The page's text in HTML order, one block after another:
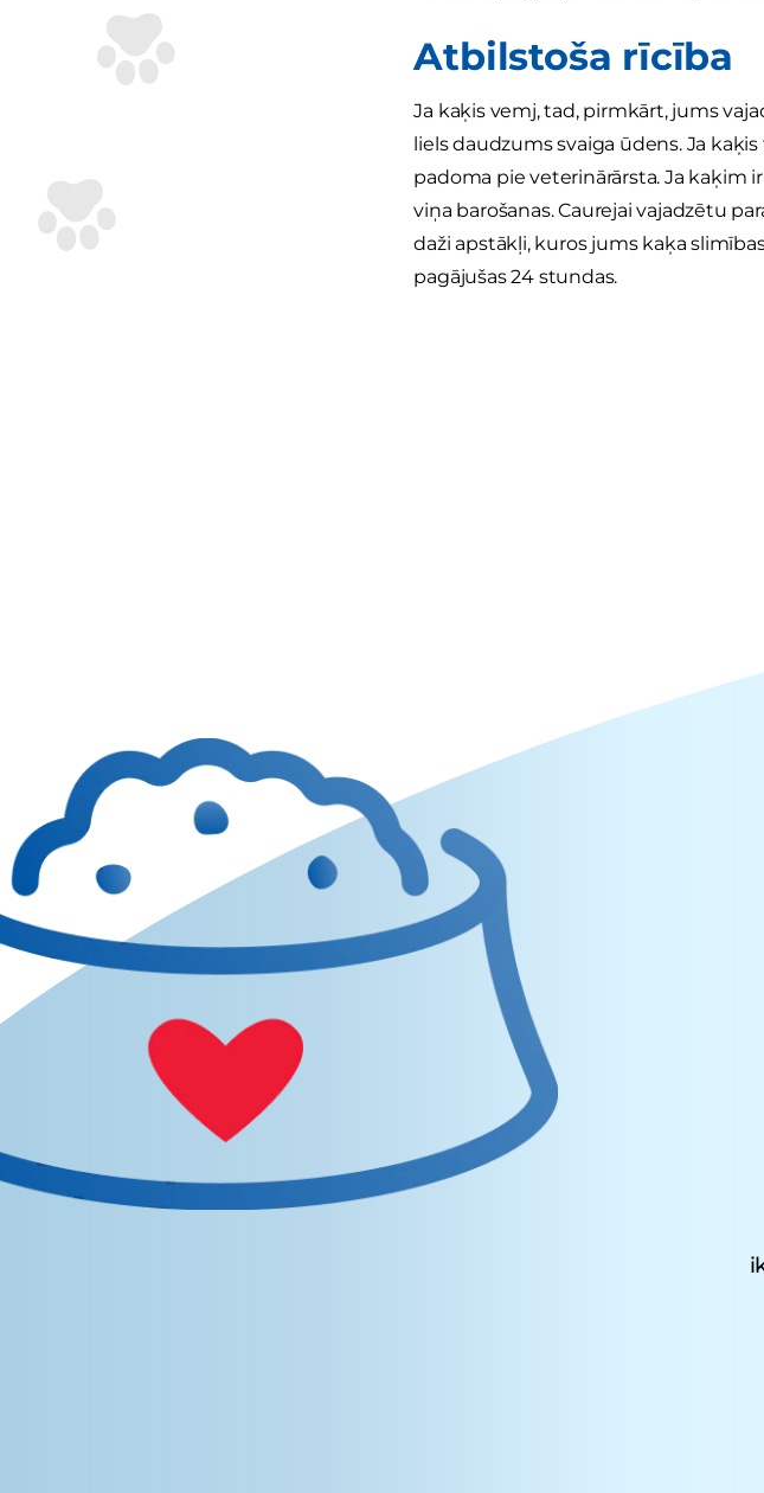
Atbilstoša rīcība
Ja kaķis vemj, tad, pirmkārt, jums
liels daudzums svaiga ūdens. Ja
padoma pie veterinārārsta. Ja kaķim
viņa barošanas. Caurejai vajadzētu
daži apstākļi, kuros jums kaķa
pagājušas 24 stundas.